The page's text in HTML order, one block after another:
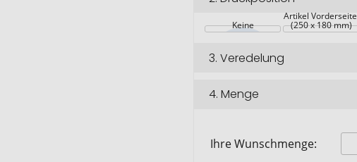
Keine
Artikel Vorderseite
(250 x 180 mm)
3.Veredelung
4.Menge
Ihre Wunschmenge: